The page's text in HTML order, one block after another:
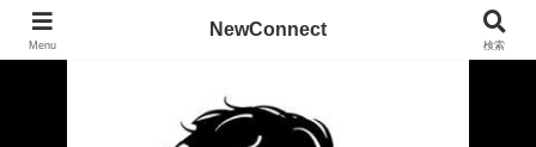
Menu
NewConnect
検索